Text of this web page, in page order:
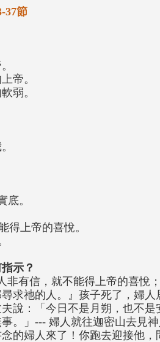
37節
帝。
弱。
底。
得上帝的喜悅。
示？
非有信，就不能得上帝的喜悅
求祂的人。』孩子死了，婦
說：「今日不是月朔，也不
。」--- 婦人就往迦密山去見
的婦人來了！你跑去迎接他